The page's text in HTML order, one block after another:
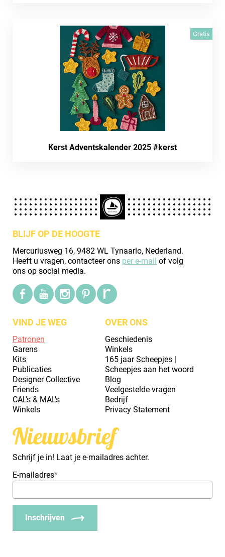
Gratis
Kerst Adventskalender 2025 #kerst
BLIJF OP DE HOOGTE
Mercuriusweg 16, 9482 WL Tynaarlo, Nederland.
Heeft u vragen, contacteer ons per e-mail of volg
ons op social media.
VIND JE WEG
Patronen
Garens
Kits
Publicaties
Designer Collective
Friends
CAL's & MAL's
Winkels
OVER ONS
Geschiedenis
Winkels
165 jaar Scheepjes |
Scheepjes aan het woord
Blog
Veelgestelde vragen
Bedrijf
Privacy Statement
Nieuwsbrief
Schrijf je in! Laat je e-mailadres achter.
E-mailadres*
Inschrijven